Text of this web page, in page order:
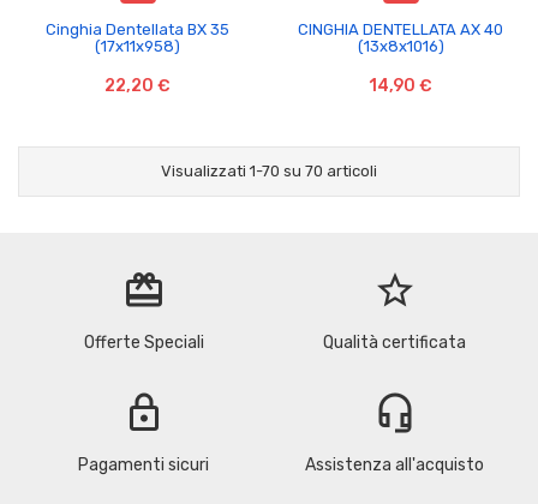
Cinghia Dentellata BX 35
(17x11x958)
22,20 €
CINGHIA DENTELLATA AX 40
(13x8x1016)
14,90 €
Visualizzati 1-70 su 70 articoli
redeem
Offerte Speciali
star_border
Qualità certificata
lock
Pagamenti sicuri
headset_mic
Assistenza all'acquisto